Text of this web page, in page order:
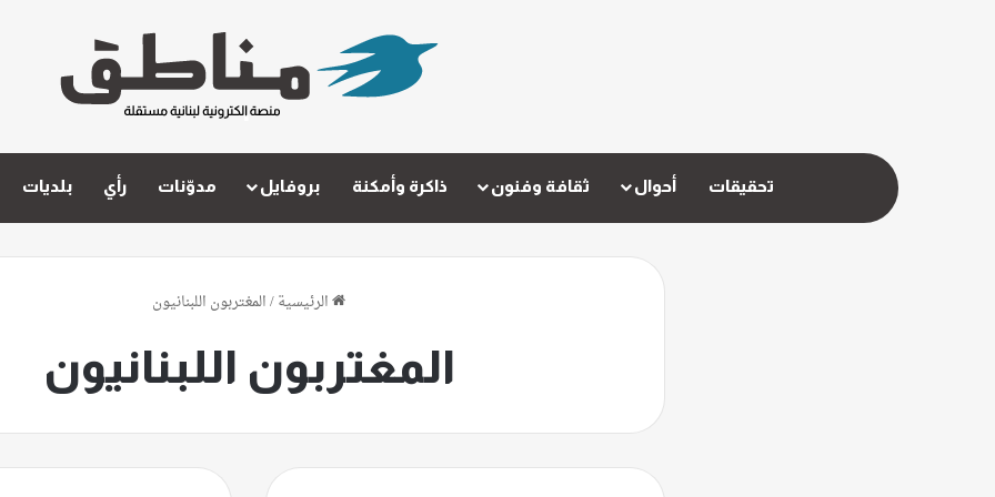
تحقيقات أحوال ثقافة وفنون ذاكرة وأمكنة بروفايل مدوّنات رأي بلديات
الرئيسية/المغتربون اللبنانيون
المغتربون اللبنانيون